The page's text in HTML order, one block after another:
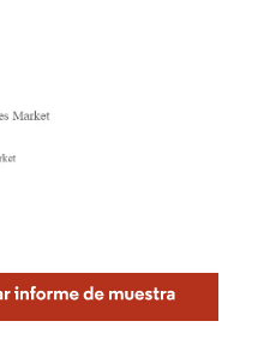
según CC BY 4.0.